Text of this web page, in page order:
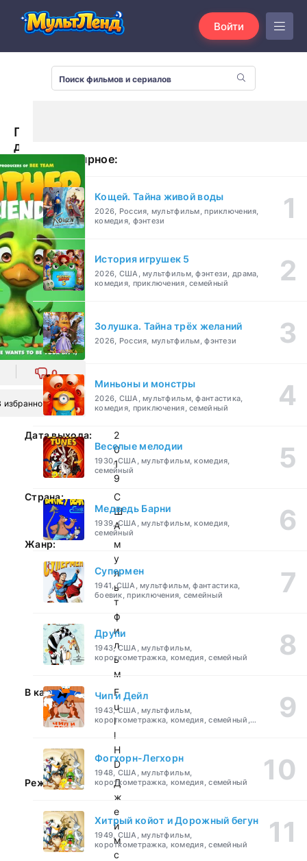
Войти
Пернатые
друзья
(2019)
0
избранное
Дата выхода:
2
0
1
9
Страна:
С
Ш
А
Жанр:
м
у
л
ь
т
ф
и
л
ь
м
В качестве:
F
u
l
l
H
D
Режиссер:
Д
ж
е
й
м
с
Популярное:
Кощей. Тайна живой воды
2026, Россия, мультфильм, приключения,
комедия, фэнтези
История игрушек 5
2026, США, мультфильм, фэнтези, драма,
комедия, приключения, семейный
Золушка. Тайна трёх желаний
2026, Россия, мультфильм, фэнтези
Миньоны и монстры
2026, США, мультфильм, фантастика,
комедия, приключения, семейный
Веселые мелодии
1930, США, мультфильм, комедия,
семейный
Медведь Барни
1939, США, мультфильм, комедия,
семейный
Супермен
1941, США, мультфильм, фантастика,
боевик, приключения, семейный
Друпи
1943, США, мультфильм,
короткометражка, комедия, семейный
Чип и Дейл
1943, США, мультфильм,
короткометражка, комедия, семейный,
Фогхорн-Легхорн
1948, США, мультфильм,
короткометражка, комедия, семейный
Хитрый койот и Дорожный бегун
1949, США, мультфильм,
короткометражка, комедия, семейный